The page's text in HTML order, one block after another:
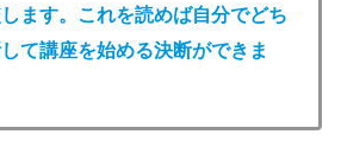
ます。これを読めば自分でどち
て講座を始める決断ができま